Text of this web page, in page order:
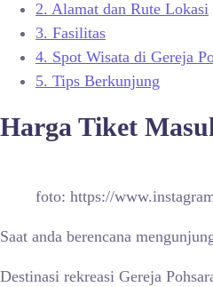
2. Alamat dan Rute Lokasi
3. Fasilitas
4. Spot Wisata di Gereja
5. Tips Berkunjung
Harga Tiket
foto: https://
Saat anda berencana
Destinasi rekreasi Gereja